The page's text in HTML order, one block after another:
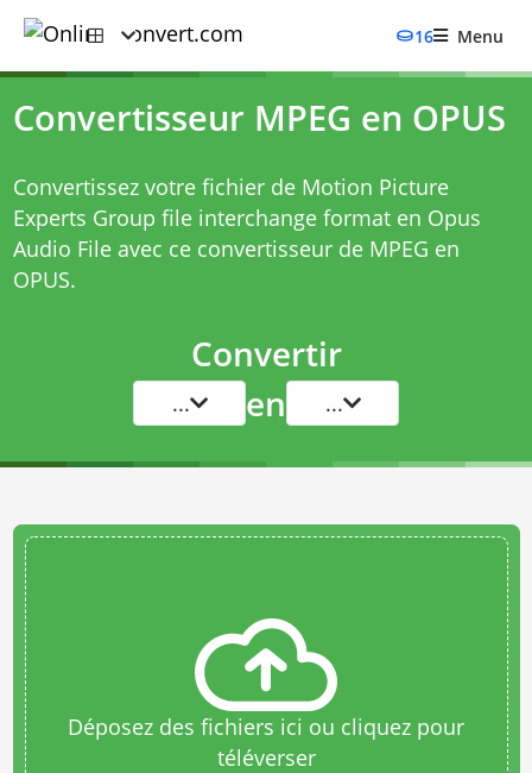
16 Menu
Convertisseur MPEG en OPUS
Convertissez votre fichier de Motion Picture
Experts Group file interchange format en Opus
Audio File avec ce convertisseur de MPEG en
OPUS.
Convertir
... en ...
Déposez des fichiers ici ou cliquez pour
téléverser